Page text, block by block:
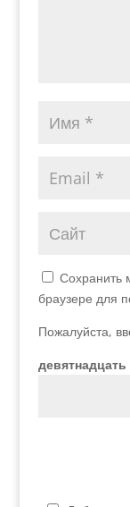
Сохранить
браузере для
Пожалуйста,